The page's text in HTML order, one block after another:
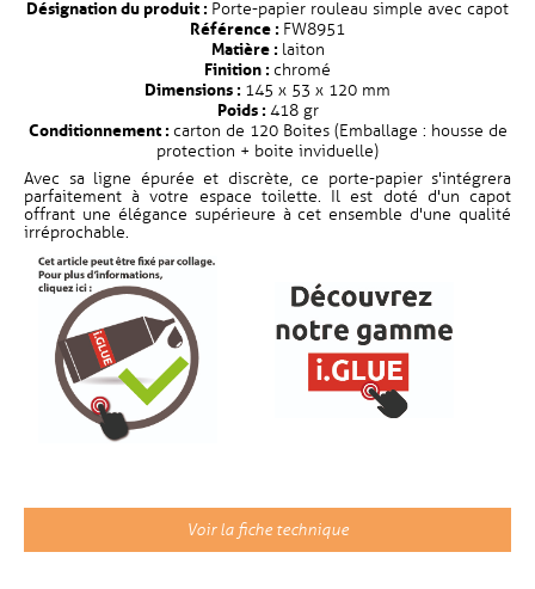
Désignation du produit : Porte-papier rouleau simple avec capot
Référence : FW8951
Matière : laiton
Finition : chromé
Dimensions : 145 x 53 x 120 mm
Poids : 418 gr
Conditionnement : carton de 120 Boites (Emballage : housse de
protection + boite inviduelle)
Avec sa ligne épurée et discrète, ce porte-papier s'intégrera
parfaitement à votre espace toilette. Il est doté d'un capot
offrant une élégance supérieure à cet ensemble d'une qualité
irréprochable.
Voir la fiche technique